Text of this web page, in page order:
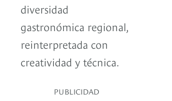
diversidad
gastronómica regional,
reinterpretada con
creatividad y técnica.
PUBLICIDAD